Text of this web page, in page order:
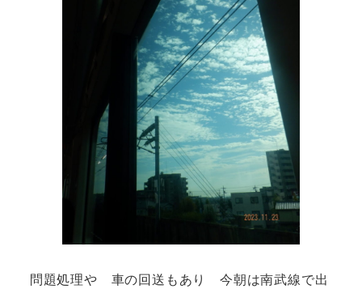
問題処理や 車の回送もあり 今朝は南武線で出